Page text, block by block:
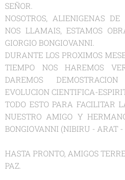
SEÑOR.
NOSOTROS, ALIENIGENAS DE
NOS LLAMAIS, ESTAMOS
GIORGIO BONGIOVANNI.
DURANTE LOS PROXIMOS
TIEMPO NOS HAREMOS
DAREMOS
EVOLUCION CIENTIFICA-
TODO ESTO PARA FACILITAR
NUESTRO AMIGO Y
BONGIOVANNI (NIBIRU - ARAT -
HASTA PRONTO, AMIGOS
PAZ.